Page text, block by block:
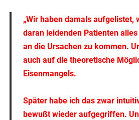
„Wir haben damals aufgelistet,
daran leidenden Patienten
an die Ursachen zu kommen.
auch auf die theoretische
Eisenmangels.
Später habe ich das zwar
bewußt wieder aufgegriffen.